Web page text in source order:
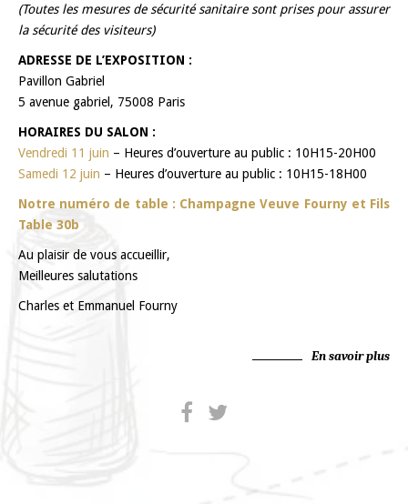
(Toutes les mesures de sécurité sanitaire sont prises pour assurer
la sécurité des visiteurs)
ADRESSE DE L’EXPOSITION :
Pavillon Gabriel
5 avenue gabriel, 75008 Paris
HORAIRES DU SALON :
Vendredi 11 juin – Heures d’ouverture au public : 10H15-20H00
Samedi 12 juin – Heures d’ouverture au public : 10H15-18H00
Notre numéro de table : Champagne Veuve Fourny et Fils
Table 30b
Au plaisir de vous accueillir,
Meilleures salutations
Charles et Emmanuel Fourny
En savoir plus